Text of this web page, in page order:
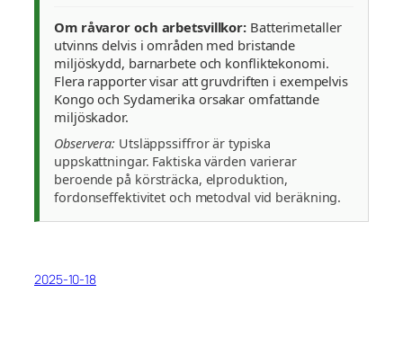
Om råvaror och arbetsvillkor: Batterimetaller
utvinns delvis i områden med bristande
miljöskydd, barnarbete och konfliktekonomi.
Flera rapporter visar att gruvdriften i exempelvis
Kongo och Sydamerika orsakar omfattande
miljöskador.
Observera: Utsläppssiffror är typiska
uppskattningar. Faktiska värden varierar
beroende på körsträcka, elproduktion,
fordonseffektivitet och metodval vid beräkning.
2025-10-18